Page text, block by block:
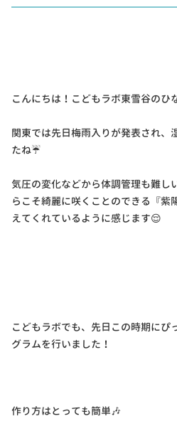
こんにちは！こどもラボ東雪谷のひ
関東では先日梅雨入りが発表され、
たね☔
気圧の変化などから体調管理も難し
らこそ綺麗に咲くことのできる『紫
えてくれているように感じます😌
こどもラボでも、先日この時期にぴ
グラムを行いました！
作り方はとっても簡単🎶